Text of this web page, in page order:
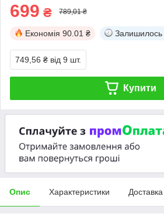
699 ₴ 789,01 ₴
Економія 90.01 ₴ Залишилось
749,56 ₴ від 9 шт.
Купити
Опис Характеристики Доставка